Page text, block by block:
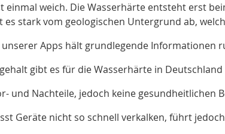
einmal weich. Die Wasserhärte entsteht erst
es stark vom geologischen Untergrund ab,
Apps hält grundlegende Informationen
gibt es für die Wasserhärte in
und Nachteile, jedoch keine gesundheitlichen
Geräte nicht so schnell verkalken, führt